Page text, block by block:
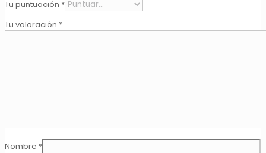
Tu puntuación *
Tu valoración *
Nombre *